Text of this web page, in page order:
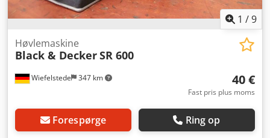
1 /9
Wiefelstede 347 km
Høvlemaskine
Black & DeckerSR 600
40 €
Fast pris plus moms
Forespørge Ring op